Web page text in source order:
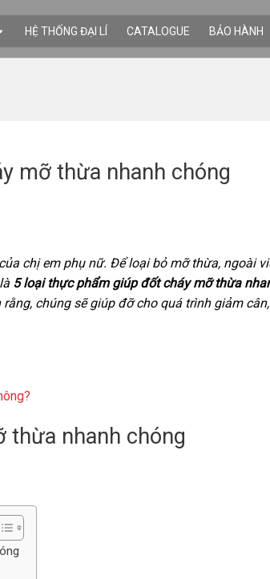
HỆ THỐNG ĐẠI LÍ CATALOGUE BẢO HÀNH
mỡ thừa nhanh chóng
chị em phụ nữ. Để loại bỏ mỡ thừa, ngoài
5 loại thực phẩm giúp đốt cháy mỡ thừa
chúng sẽ giúp đỡ cho quá trình giảm